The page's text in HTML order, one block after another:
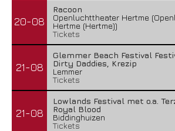
20-08
Racoon
Openluchttheater Hertme
Hertme (Hertme))
Tickets
21-08
Glemmer Beach Festival
Dirty Daddies, Krezip
Lemmer
Tickets
21-08
Lowlands Festival met o.a.
Royal Blood
Biddinghuizen
Tickets